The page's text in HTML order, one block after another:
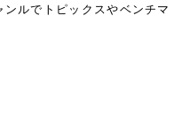
ルでトピックスやベンチマ